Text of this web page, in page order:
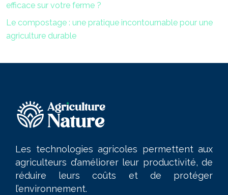
efficace sur votre ferme ?
Le compostage : une pratique incontournable pour une
agriculture durable
Les technologies agricoles permettent aux
agriculteurs d’améliorer leur productivité, de
réduire leurs coûts et de protéger
l’environnement.